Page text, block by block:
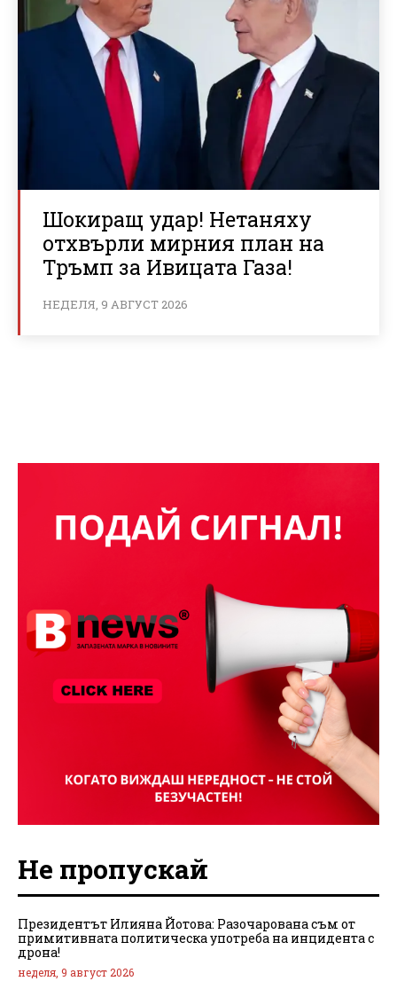
Шокиращ удар! Нетаняху
отхвърли мирния план на
Тръмп за Ивицата Газа!
НЕДЕЛЯ, 9 АВГУСТ 2026
Не пропускай
Президентът Илияна Йотова: Разочарована съм от
примитивната политическа употреба на инцидента с
дрона!
неделя, 9 август 2026